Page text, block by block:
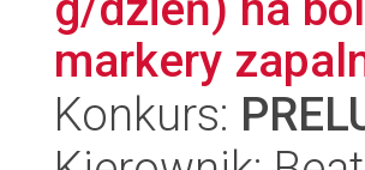
markery
Konkurs: